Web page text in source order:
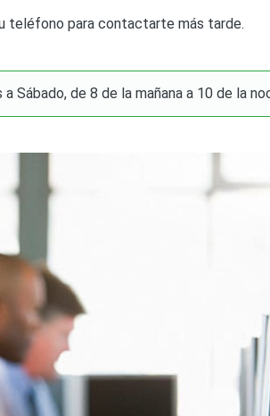
teléfono para contactarte más tarde.
Sábado, de 8 de la mañana a 10 de la